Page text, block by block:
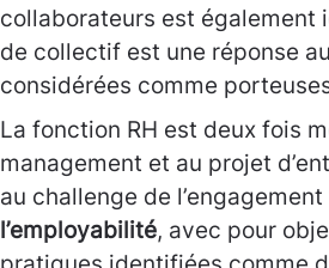
collaborateurs est également
de collectif est une réponse
considérées comme
La fonction RH est deux fois
management et au projet
au challenge de l’engagement
l’employabilité, avec pour